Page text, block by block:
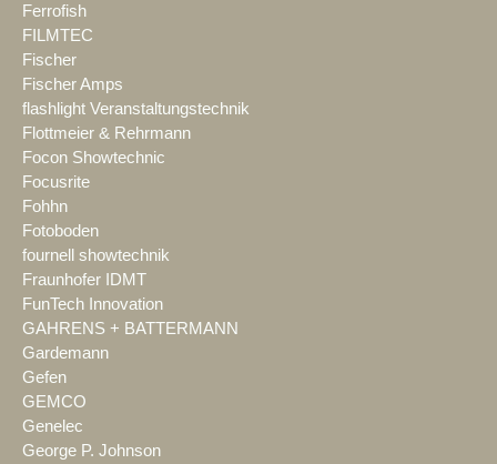
Ferrofish
FILMTEC
Fischer
Fischer Amps
flashlight Veranstaltungstechnik
Flottmeier & Rehrmann
Focon Showtechnic
Focusrite
Fohhn
Fotoboden
fournell showtechnik
Fraunhofer IDMT
FunTech Innovation
GAHRENS + BATTERMANN
Gardemann
Gefen
GEMCO
Genelec
George P. Johnson